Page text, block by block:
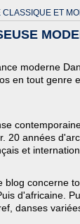
ET
moderne
en tout genre
20 années
et
blog concerne
d'africaine.
danses